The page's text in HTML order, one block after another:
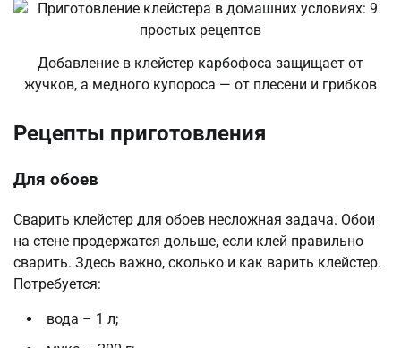
Добавление в клейстер карбофоса защищает от
жучков, а медного купороса — от плесени и грибков
Рецепты приготовления
Для обоев
Сварить клейстер для обоев несложная задача. Обои
на стене продержатся дольше, если клей правильно
сварить. Здесь важно, сколько и как варить клейстер.
Потребуется:
вода – 1 л;